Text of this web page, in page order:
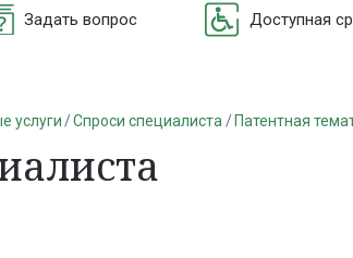
Задать вопрос Доступная
услуги Спроси специалиста Патентная